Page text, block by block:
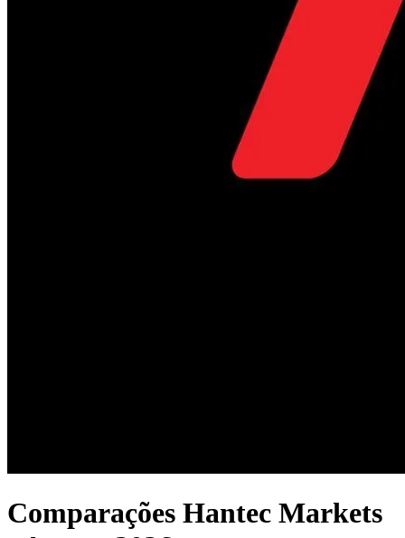
Comparações Hantec Markets